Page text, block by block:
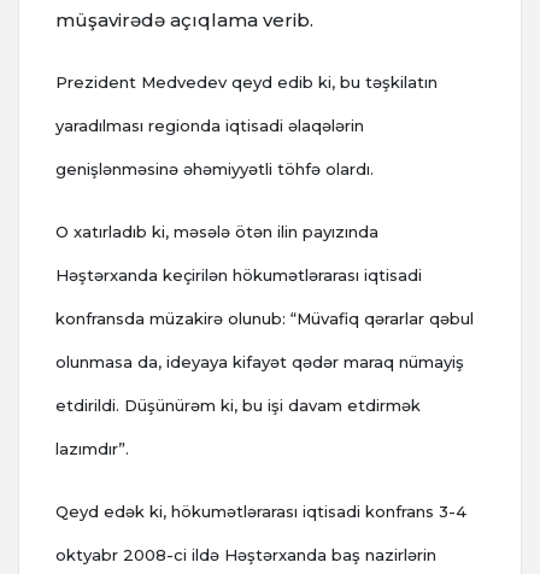
müşavirədə açıqlama verib.
Prezident Medvedev qeyd edib ki, bu təşkilatın
yaradılması regionda iqtisadi əlaqələrin
genişlənməsinə əhəmiyyətli töhfə olardı.
O xatırladıb ki, məsələ ötən ilin payızında
Həştərxanda keçirilən hökumətlərarası iqtisadi
konfransda müzakirə olunub: “Müvafiq qərarlar qəbul
olunmasa da, ideyaya kifayət qədər maraq nümayiş
etdirildi. Düşünürəm ki, bu işi davam etdirmək
lazımdır”.
Qeyd edək ki, hökumətlərarası iqtisadi konfrans 3-4
oktyabr 2008-ci ildə Həştərxanda baş nazirlərin